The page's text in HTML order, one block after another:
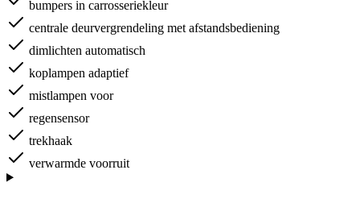
bumpers in carrosseriekleur
centrale deurvergrendeling met afstandsbediening
dimlichten automatisch
koplampen adaptief
mistlampen voor
regensensor
trekhaak
verwarmde voorruit